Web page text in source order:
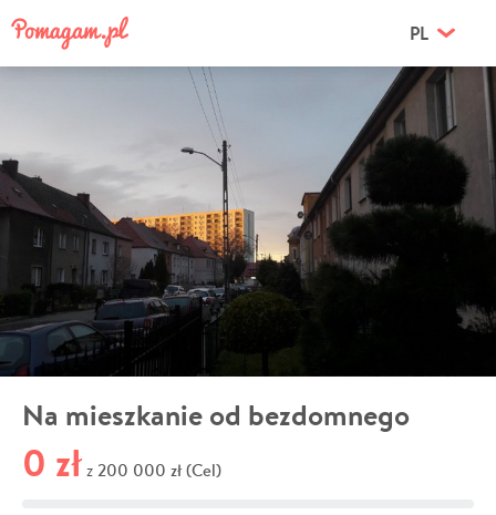
PL
Na mieszkanie od bezdomnego
0 zł z 200 000 zł (Cel)